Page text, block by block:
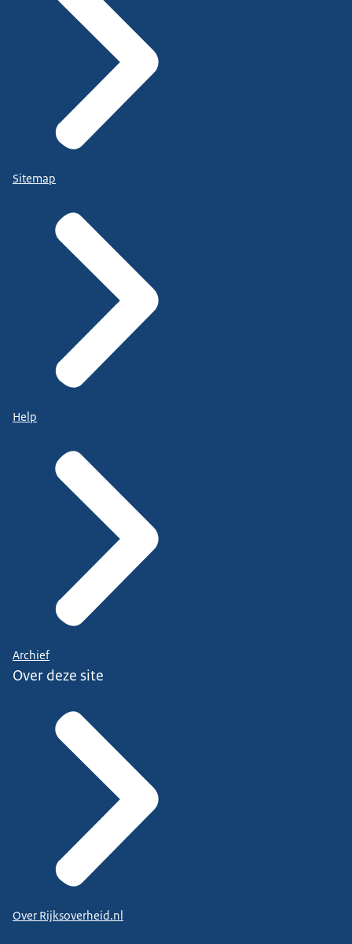
Sitemap
Help
Archief
Over deze site
Over Rijksoverheid.nl